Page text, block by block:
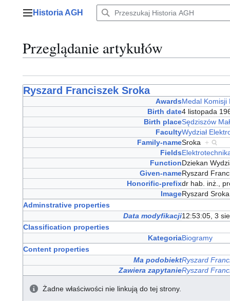
Menu główne
Historia AGH
Przeglądanie artykułów
Ryszard Franciszek Sroka
AwardsMedal Komisji
Birth date4 listopada
Birth placeSędziszów
FacultyWydział
Family-nameSroka +
Fields
FunctionDziekan
Given-nameRyszard
Honorific-prefixdr hab. inż.,
ImageRyszard
Adminstrative properties
Data modyfikacji12:53:05, 3
Classification properties
KategoriaBiogramy
Content properties
Ma podobiektRyszard
Zawiera zapytanieRyszard
Żadne właściwości nie linkują do tej strony.